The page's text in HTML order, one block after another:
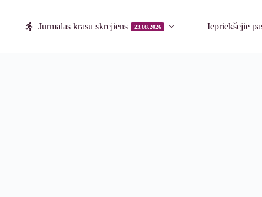
Jūrmalas krāsu skrējiens 23.08.2026 Iepriekšējie